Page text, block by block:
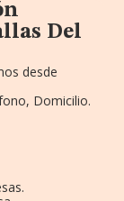
Del
desde
Domicilio.